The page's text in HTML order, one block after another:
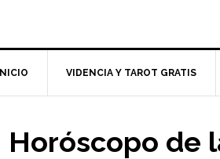
INICIO VIDENCIA Y TAROT GRATIS
Horóscopo de